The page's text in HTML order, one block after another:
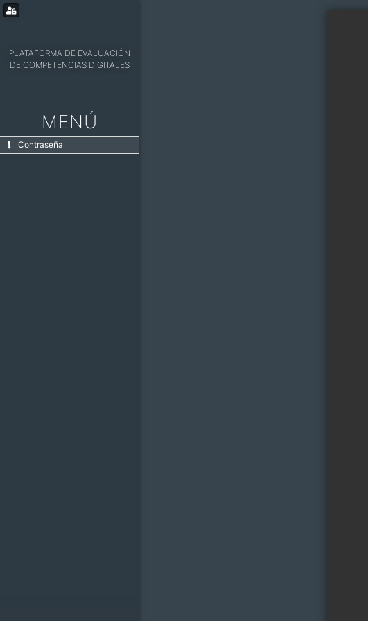
PLATAFORMA DE EVALUACIÓN
DE COMPETENCIAS DIGITALES
MENÚ
Contraseña